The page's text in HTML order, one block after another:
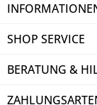
SHOP SERVICE
BERATUNG &